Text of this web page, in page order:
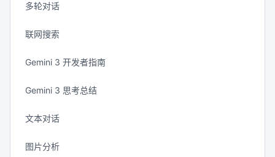
多轮对话
联网搜索
Gemini 3 开发者指南
Gemini 3 思考总结
文本对话
图片分析